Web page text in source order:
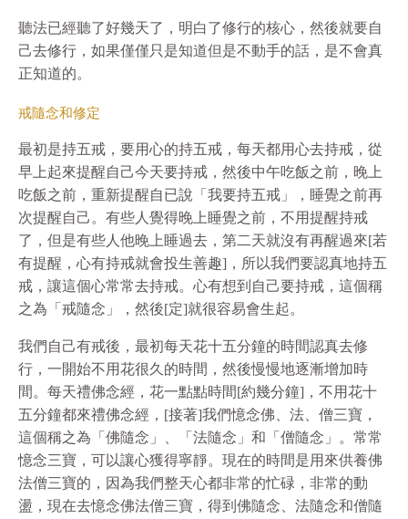
聽法已經聽了好幾天了，明白了修行的核心，然後就要自
己去修行，如果僅僅只是知道但是不動手的話，是不會真
正知道的。
戒隨念和修定
最初是持五戒，要用心的持五戒，每天都用心去持戒，從
早上起來提醒自己今天要持戒，然後中午吃飯之前，晚上
吃飯之前，重新提醒自已說「我要持五戒」，睡覺之前再
次提醒自己。有些人覺得晚上睡覺之前，不用提醒持戒
了，但是有些人他晚上睡過去，第二天就沒有再醒過來[若
有提醒，心有持戒就會投生善趣]，所以我們要認真地持五
戒，讓這個心常常去持戒。心有想到自己要持戒，這個稱
之為「戒隨念」，然後[定]就很容易會生起。
我們自己有戒後，最初每天花十五分鐘的時間認真去修
行，一開始不用花很久的時間，然後慢慢地逐漸增加時
間。每天禮佛念經，花一點點時間[約幾分鐘]，不用花十
五分鐘都來禮佛念經，[接著]我們憶念佛、法、僧三寶，
這個稱之為「佛隨念」、「法隨念」和「僧隨念」。常常
憶念三寶，可以讓心獲得寧靜。現在的時間是用來供養佛
法僧三寶的，因為我們整天心都非常的忙碌，非常的動
盪，現在去憶念佛法僧三寶，得到佛隨念、法隨念和僧隨